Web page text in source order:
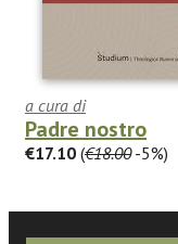
a cura di
Padre nostro
€17.10 (€18.00-5%)
Twitter